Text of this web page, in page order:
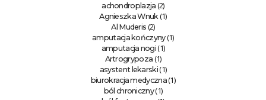
achondroplazja (2)
Agnieszka Wnuk(1)
Al Muderis (2)
amputacja kończyny(1)
amputacja nogi (1)
Artrogrypoza (1)
asystent lekarski(1)
biurokracja medyczna(1)
ból chroniczny(1)